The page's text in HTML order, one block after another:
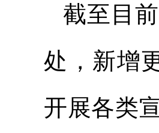
截至目
处，新增
开展各类